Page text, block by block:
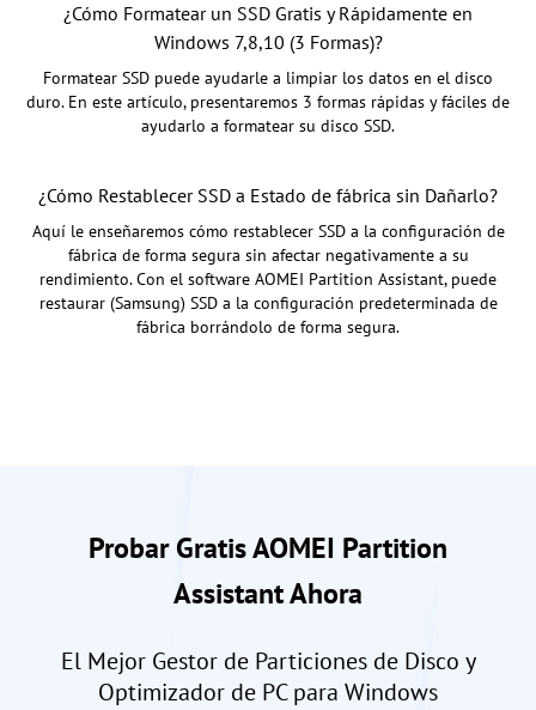
¿Cómo Formatear un SSD Gratis y Rápidamente en
Windows 7,8,10 (3 Formas)?
Formatear SSD puede ayudarle a limpiar los datos en el disco
duro. En este artículo, presentaremos 3 formas rápidas y fáciles de
ayudarlo a formatear su disco SSD.
¿Cómo Restablecer SSD a Estado de fábrica sin Dañarlo?
Aquí le enseñaremos cómo restablecer SSD a la configuración de
fábrica de forma segura sin afectar negativamente a su
rendimiento. Con el software AOMEI Partition Assistant, puede
restaurar (Samsung) SSD a la configuración predeterminada de
fábrica borrándolo de forma segura.
Probar Gratis AOMEI Partition
Assistant Ahora
El Mejor Gestor de Particiones de Disco y
Optimizador de PC para Windows